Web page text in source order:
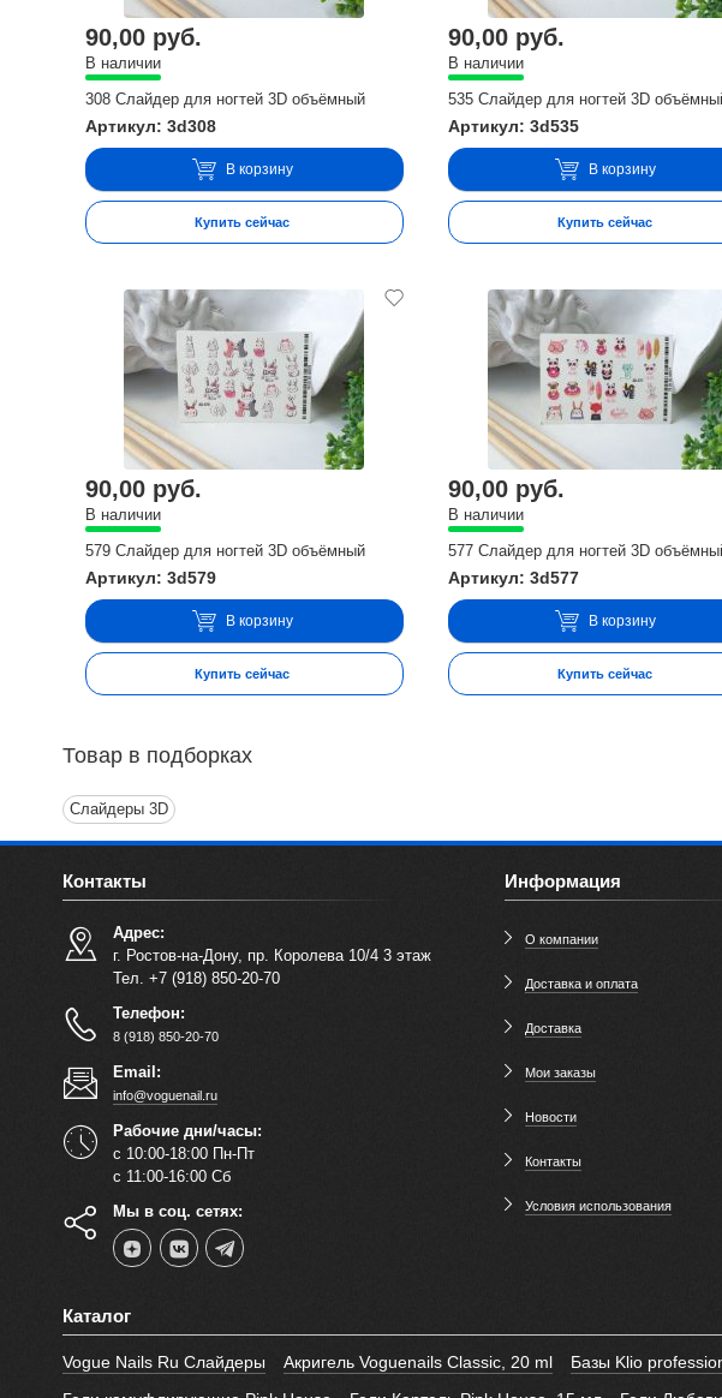
90,00 руб.
В наличии
308 Слайдер для ногтей 3D объёмный
Артикул: 3d308
В корзину
Купить сейчас
90,00 руб.
В наличии
535 Слайдер для ногтей 3D
Артикул: 3d535
В корзину
Купить сейчас
90,00 руб.
В наличии
579 Слайдер для ногтей 3D объёмный
Артикул: 3d579
В корзину
Купить сейчас
90,00 руб.
В наличии
577 Слайдер для ногтей 3D
Артикул: 3d577
В корзину
Купить сейчас
Товар в подборках
Слайдеры 3D
Контакты
Адрес:
г. Ростов-на-Дону, пр. Королева 10/4 3 этаж
Тел. +7 (918) 850-20-70
Телефон:
8 (918) 850-20-70
Email:
info@voguenail.ru
Рабочие дни/часы:
с 10:00-18:00 Пн-Пт
с 11:00-16:00 Сб
Мы в соц. сетях:
Информация
О компании
Доставка и оплата
Доставка
Мои заказы
Новости
Контакты
Условия использования
Каталог
Vogue Nails Ru Слайдеры Акригель Voguenails Classic, 20 ml Базы Klio